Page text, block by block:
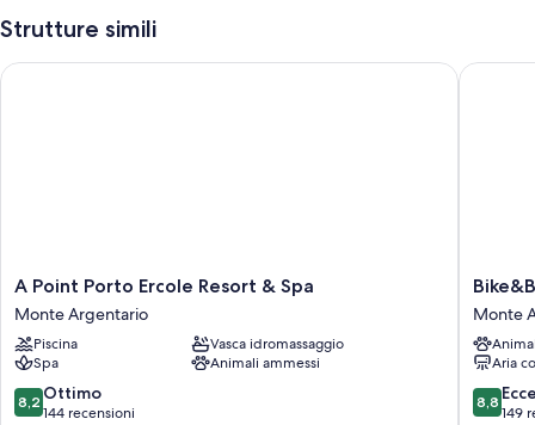
Strutture simili
A
Point
Porto
Ercole
Resort
&
Spa
A Point Porto Ercole Resort & Spa
Monte Argentario
Piscina
Vasca idromassaggio
Spa
Animali ammessi
8.2
su
8,2 Ottimo
144 recensioni
A Point Porto Ercole Resort & Spa
Hotel
Monte
Monte
Aria
8.8
su
8,8
149